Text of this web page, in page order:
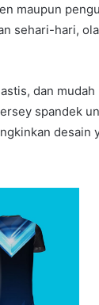
maupun
sehari-hari,
dan
spandek
desain